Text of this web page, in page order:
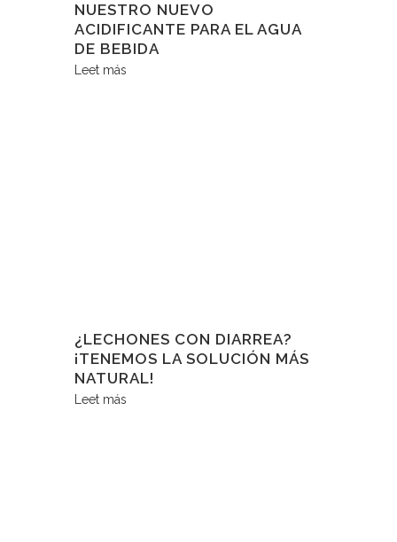
NUESTRO NUEVO
ACIDIFICANTE PARA EL AGUA
DE BEBIDA
Leet más
¿LECHONES CON DIARREA?
¡TENEMOS LA SOLUCIÓN MÁS
NATURAL!
Leet más